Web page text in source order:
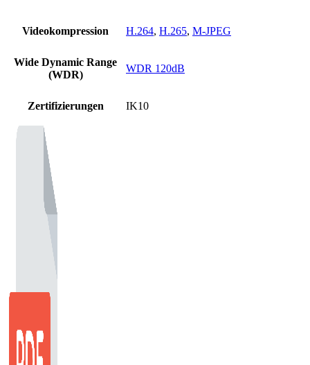
Videokompression H.264, H.265, M-JPEG
Wide Dynamic Range
(WDR)
WDR 120dB
Zertifizierungen IK10